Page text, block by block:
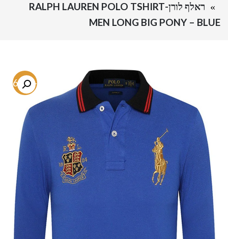
ראלף לורן-RALPH LAUREN POLO TSHIRT
MEN LONG BIG PONY – BLUE
-66.8%